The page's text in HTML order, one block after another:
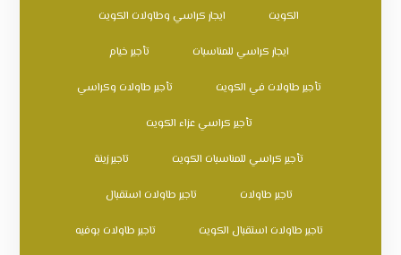
الكويت ايجار كراسي وطاولات الكويت
ايجار كراسي للمناسبات تأجير خيام
تأجير طاولات في الكويت تأجير طاولات وكراسي
تأجير كراسي عزاء الكويت
تأجير كراسي للمناسبات الكويت تاجير زينة
تاجير طاولات تاجير طاولات استقبال
تاجير طاولات استقبال الكويت تاجير طاولات بوفيه